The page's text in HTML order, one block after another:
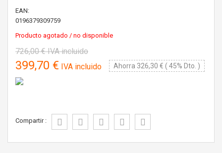
EAN:
0196379309759
Producto agotado / no disponible
726,00 €IVA incluido
399,70 € IVA incluido Ahorra 326,30 € ( 45% Dto. )
Compartir :